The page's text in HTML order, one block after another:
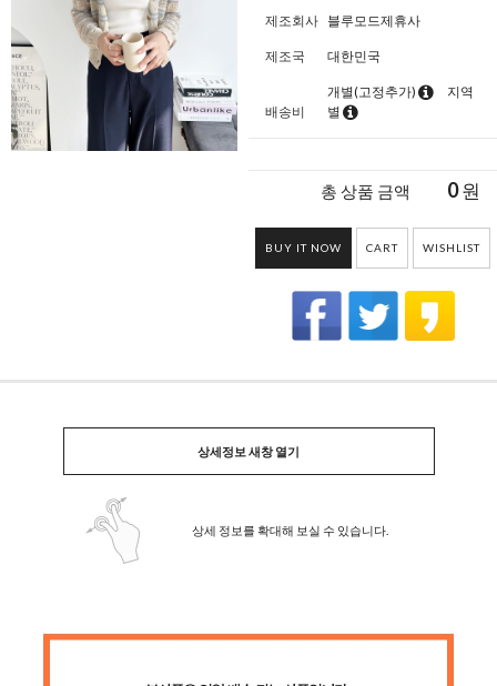
제조회사 블루모드제휴사
제조국 대한민국
배송비
개별(고정추가)
지역
별
총 상품 금액 0원
BUY IT NOW CART WISHLIST
상세정보 새창 열기
상세 정보를 확대해 보실 수 있습니다.